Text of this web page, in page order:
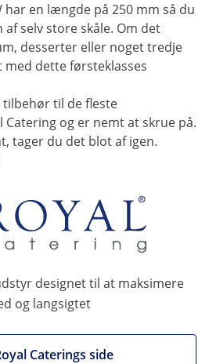
har en længde på 250 mm så du
selv store skåle. Om det
desserter eller noget tredje
dette førsteklasses
tilbehør til de fleste
Catering og er nemt at skrue på.
tager du det blot af igen.
designet til at maksimere
og langsigtet
Caterings side